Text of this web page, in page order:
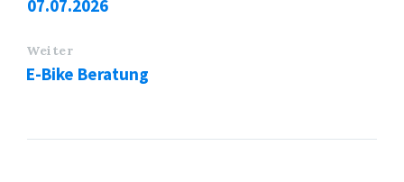
07.07.2026
Weiter
E-Bike Beratung